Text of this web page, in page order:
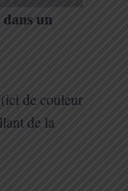
un
(ici de couleur
de la